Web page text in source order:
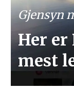
Gjensyn
Her er
mest